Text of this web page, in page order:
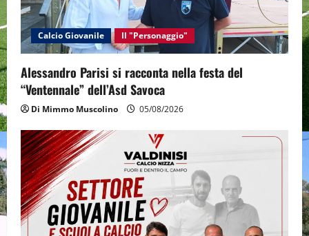
Calcio Giovanile Il "Personaggio"
Alessandro Parisi si racconta nella festa del
“Ventennale” dell’Asd Savoca
Di Mimmo Muscolino 05/08/2026